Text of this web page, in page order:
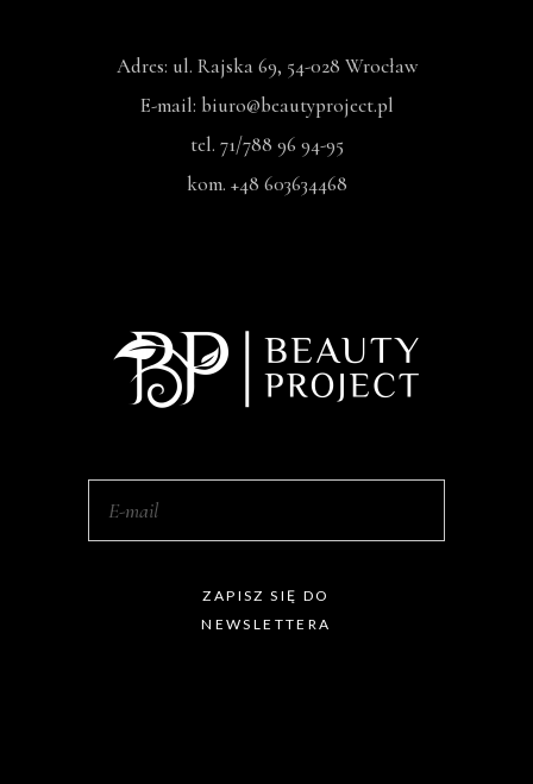
Adres: ul. Rajska 69, 54-028 Wrocław
E-mail: biuro@beautyproject.pl
tel. 71/788 96 94-95
kom. +48 603634468
ZAPISZ SIĘ DO
NEWSLETTERA